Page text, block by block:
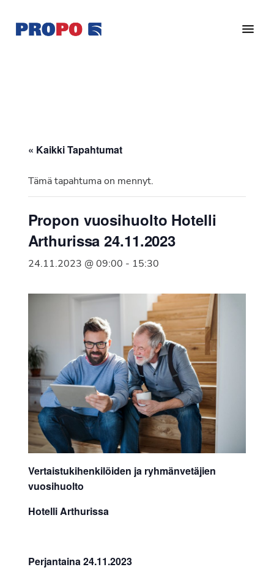
pääsisältöön
alatunnisteeseen
Ry
vuonna
Suomen
jäsenjärjestö.
« Kaikki Tapahtumat
Tämä tapahtuma on mennyt.
Propon vuosihuolto Hotelli
Arthurissa 24.11.2023
24.11.2023 @ 09:00 - 15:30
Vertaistukihenkilöiden ja ryhmänvetäjien
vuosihuolto
Hotelli Arthurissa
Perjantaina 24.11.2023